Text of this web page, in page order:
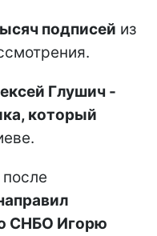
подписей из
Глушич -
который
СНБО Игорю